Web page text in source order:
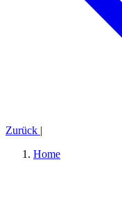
Zurück |
Home